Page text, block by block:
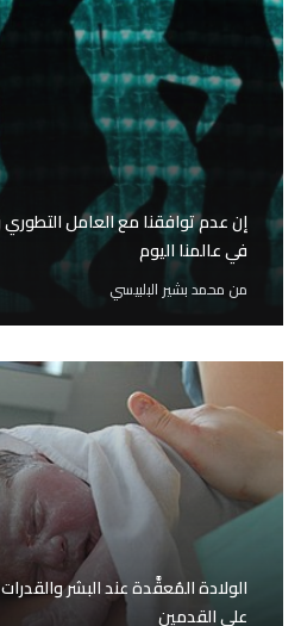
إن عدم توافقنا مع العامل
في عالمنا اليوم
من محمد بشير البلبيسي
الولادة المُعقَّدة عند البشر
على القدمين